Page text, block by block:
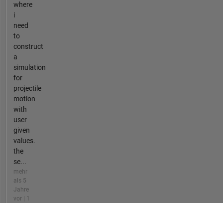
where
i
need
to
construct
a
simulation
for
projectile
motion
with
user
given
values.
the
se...
mehr
als 5
Jahre
vor | 1